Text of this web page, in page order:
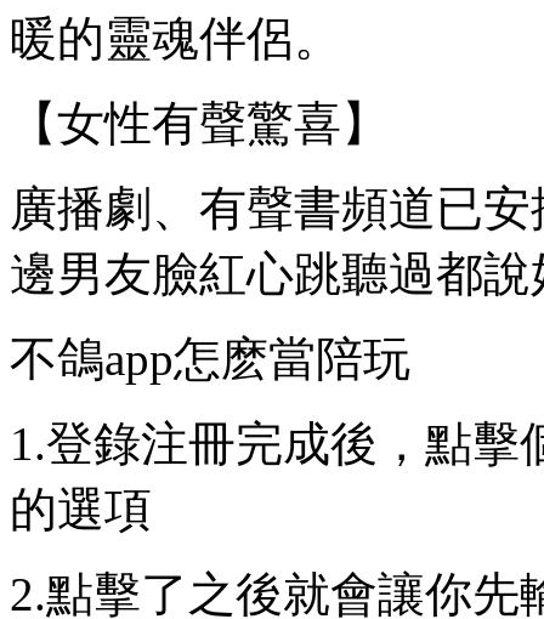
暖的靈魂伴侶。
【女性有聲驚喜】
廣播劇、有聲書頻道已
邊男友臉紅心跳聽過都
不鴿app怎麽當陪玩
1.登錄注冊完成後，點
的選項
2.點擊了之後就會讓你先